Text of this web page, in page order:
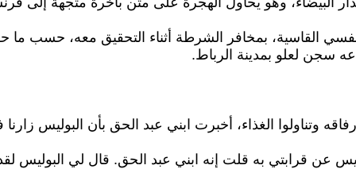
القاسية، بمخافر الشرطة أثناء التحقيق معه، حسب ما
سجن لعلو بمدينة الرباط.
وتناولوا الغذاء، أخبرت ابني عبد الحق بأن البوليس
عن قرابتي به قلت إنه ابني عبد الحق. قال لي البوليس